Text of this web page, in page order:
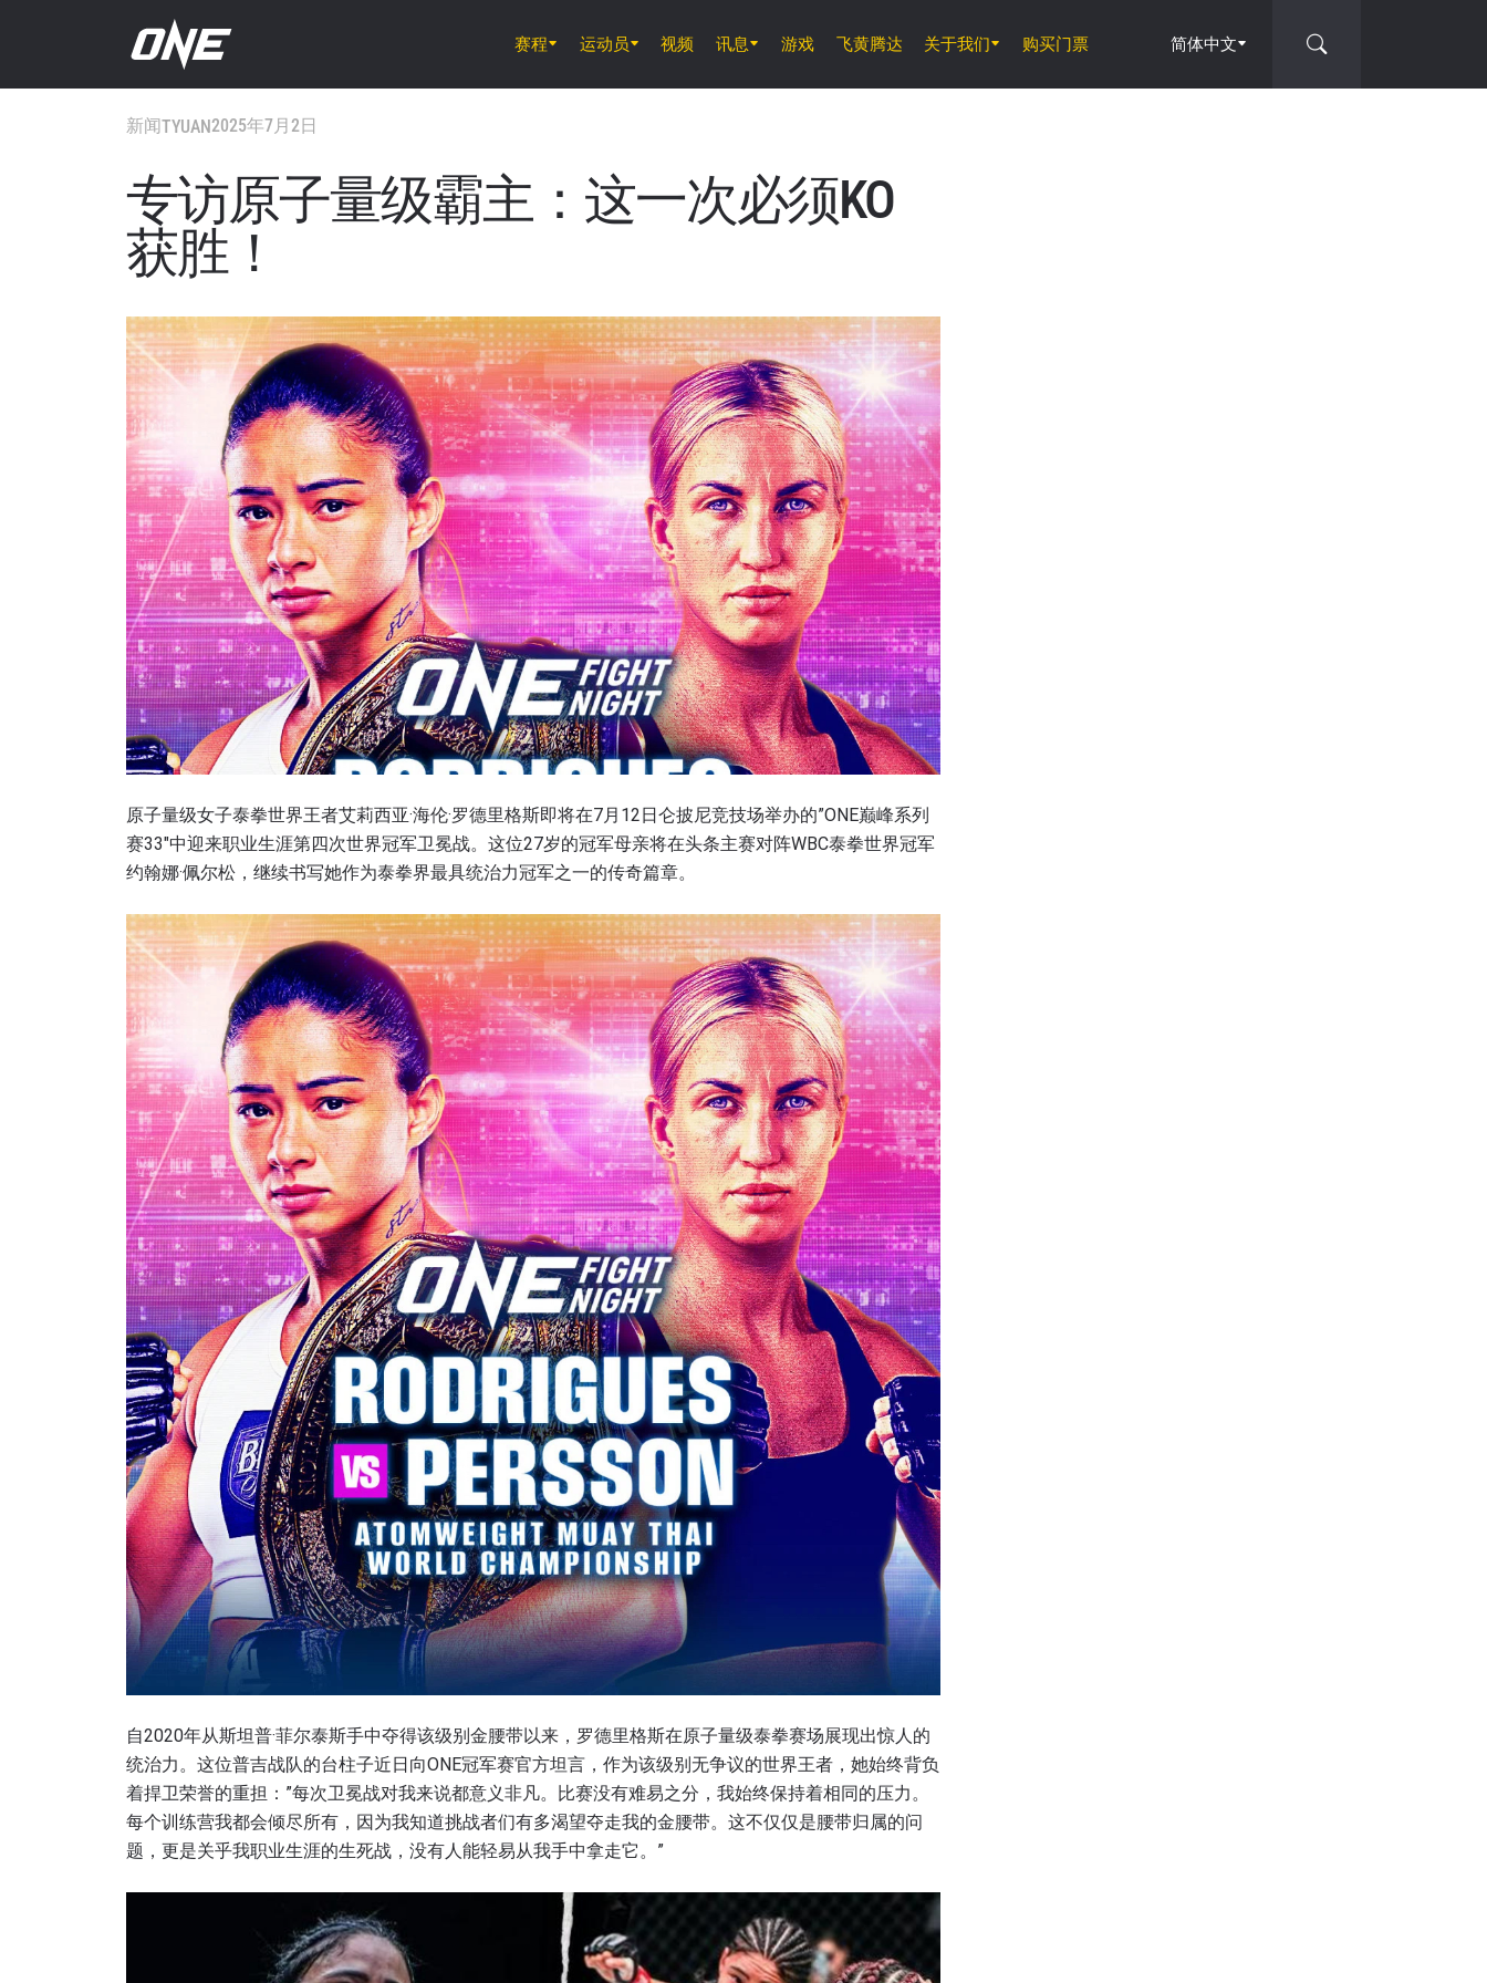
赛程 运动员 视频 讯息 游戏 飞黄腾达 关于我们 购买门票 简体中文
新闻TYUAN2025年7月2日
专访原子量级霸主：这一次必须KO
获胜！
原子量级女子泰拳世界王者艾莉西亚·海伦·罗德里格斯即将在7月12日仑披尼竞技场举办的”ONE巅峰系列
赛33″中迎来职业生涯第四次世界冠军卫冕战。这位27岁的冠军母亲将在头条主赛对阵WBC泰拳世界冠军
约翰娜·佩尔松，继续书写她作为泰拳界最具统治力冠军之一的传奇篇章。
自2020年从斯坦普·菲尔泰斯手中夺得该级别金腰带以来，罗德里格斯在原子量级泰拳赛场展现出惊人的
统治力。这位普吉战队的台柱子近日向ONE冠军赛官方坦言，作为该级别无争议的世界王者，她始终背负
着捍卫荣誉的重担：”每次卫冕战对我来说都意义非凡。比赛没有难易之分，我始终保持着相同的压力。
每个训练营我都会倾尽所有，因为我知道挑战者们有多渴望夺走我的金腰带。这不仅仅是腰带归属的问
题，更是关乎我职业生涯的生死战，没有人能轻易从我手中拿走它。”